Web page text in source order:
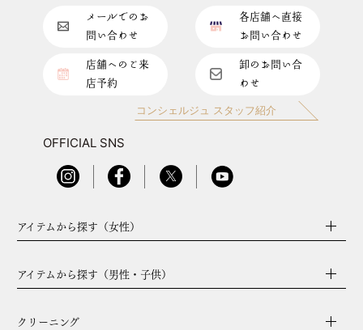
メールでのお
問い合わせ
各店舗へ直接
お問い合わせ
店舗へのご来
店予約
卸のお問い合
わせ
コンシェルジュ スタッフ紹介
OFFICIAL SNS
アイテムから探す（女性）
アイテムから探す（男性・子供）
クリーニング